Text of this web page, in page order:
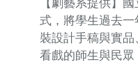
【劇藝系提供】
式，將學生過去
裝設計手稿與實
看戲的師生與民眾